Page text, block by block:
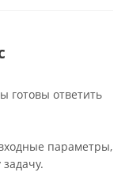
готовы ответить
параметры,